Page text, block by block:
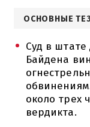
ОСНОВНЫЕ
Суд в
Байдена
около трех
вердикта.